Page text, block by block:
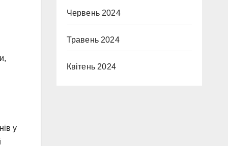
у
Червень 2024
Травень 2024
Квітень 2024